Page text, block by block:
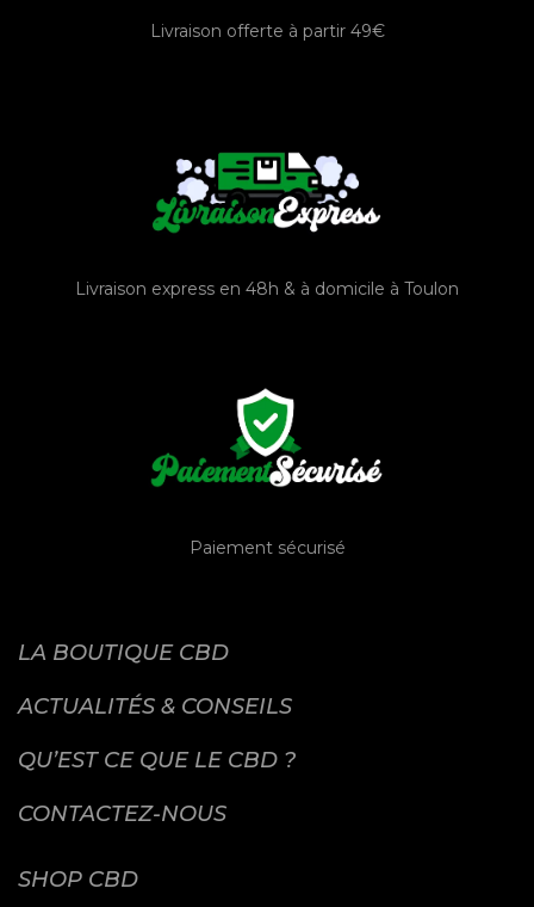
Livraison offerte à partir 49€
Livraison express en 48h & à domicile à Toulon
Paiement sécurisé
LA BOUTIQUE CBD
ACTUALITÉS & CONSEILS
QU’EST CE QUE LE CBD ?
CONTACTEZ-NOUS
SHOP CBD